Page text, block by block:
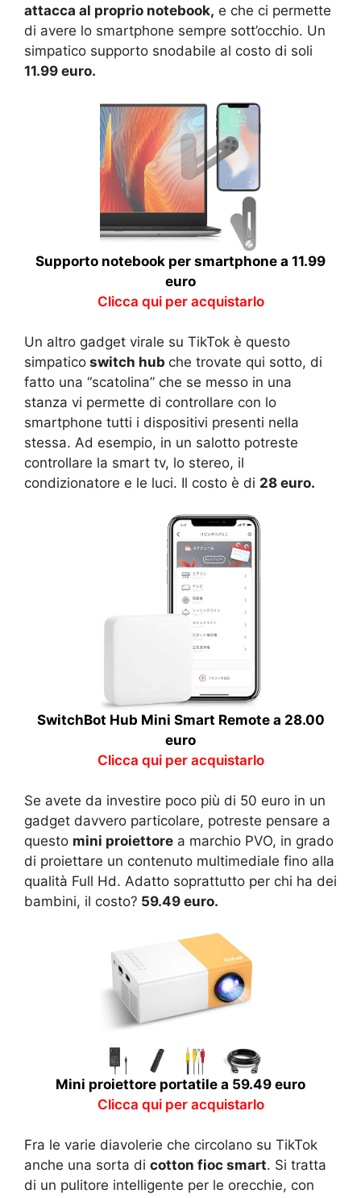
attacca al proprio notebook, e che ci permette
di avere lo smartphone sempre sott’occhio. Un
simpatico supporto snodabile al costo di soli
11.99 euro.
Supporto notebook per smartphone a 11.99
euro
Clicca qui per acquistarlo
Un altro gadget virale su TikTok è questo
simpatico switch hub che trovate qui sotto, di
fatto una “scatolina” che se messo in una
stanza vi permette di controllare con lo
smartphone tutti i dispositivi presenti nella
stessa. Ad esempio, in un salotto potreste
controllare la smart tv, lo stereo, il
condizionatore e le luci. Il costo è di 28 euro.
SwitchBot Hub Mini Smart Remote a 28.00
euro
Clicca qui per acquistarlo
Se avete da investire poco più di 50 euro in un
gadget davvero particolare, potreste pensare a
questo mini proiettore a marchio PVO, in grado
di proiettare un contenuto multimediale fino alla
qualità Full Hd. Adatto soprattutto per chi ha dei
bambini, il costo? 59.49 euro.
Mini proiettore portatile a 59.49 euro
Clicca qui per acquistarlo
Fra le varie diavolerie che circolano su TikTok
anche una sorta di cotton fioc smart. Si tratta
di un pulitore intelligente per le orecchie, con